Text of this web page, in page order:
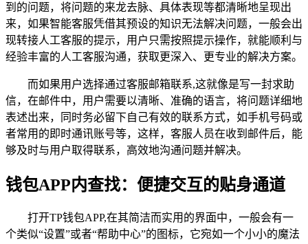
到的问题，将问题的来龙去脉、具体表现等都清晰地呈现出
来，如果智能客服凭借其预设的知识无法解决问题，一般会出
现转接人工客服的提示，用户只需按照提示操作，就能顺利与
经验丰富的人工客服沟通，获取更深入、更专业的解决方案。
而如果用户选择通过客服邮箱联系,这就像是写一封求助
信，在邮件中，用户需要以清晰、准确的语言，将问题详细地
表述出来，同时务必留下自己有效的联系方式，如手机号码或
者常用的即时通讯账号等，这样，客服人员在收到邮件后，能
够及时与用户取得联系，高效地沟通问题并解决。
钱包APP内查找：便捷交互的贴身通道
打开TP钱包APP,在其简洁而实用的界面中，一般会有一
个类似“设置”或者“帮助中心”的图标，它宛如一个小小的魔法